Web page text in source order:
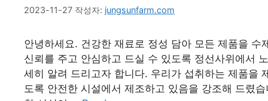
2023-11-27 작성자: jungsunfarm.com
안녕하세요. 건강한 재료로 정성 담아 모든 제품을
신뢰를 주고 안심하고 드실 수 있도록 정선사위에서
세히 알려 드리고자 합니다. 우리가 섭취하는 제품을
도록 안전한 시설에서 제조하고 있음을 강조해 드렸